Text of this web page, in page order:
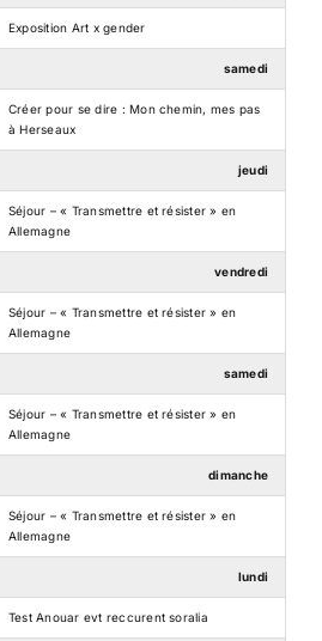
Exposition Art x gender
samedi
Créer pour se dire : Mon chemin, mes pas
à Herseaux
jeudi
Séjour – « Transmettre et résister » en
Allemagne
vendredi
Séjour – « Transmettre et résister » en
Allemagne
samedi
Séjour – « Transmettre et résister » en
Allemagne
dimanche
Séjour – « Transmettre et résister » en
Allemagne
lundi
Test Anouar evt reccurent soralia